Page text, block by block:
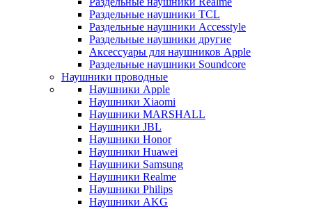
Раздельные наушники TCL
Раздельные наушники Accesstyle
Раздельные наушники другие
Аксессуары для наушников Apple
Раздельные наушники Soundcore
Наушники проводные
Наушники Apple
Наушники Xiaomi
Наушники MARSHALL
Наушники JBL
Наушники Honor
Наушники Huawei
Наушники Samsung
Наушники Realme
Наушники Philips
Наушники AKG